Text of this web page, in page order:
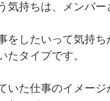
気持ちは、メンバ
をしたいって気持
たタイプです。
いた仕事のイメー